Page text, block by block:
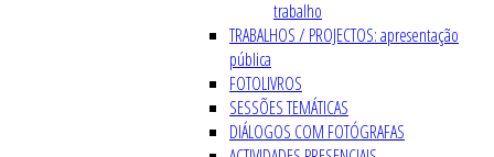
trabalho
TRABALHOS / PROJECTOS: apresentação
pública
FOTOLIVROS
SESSÕES TEMÁTICAS
DIÁLOGOS COM FOTÓGRAFAS